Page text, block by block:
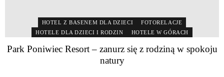
HOTEL Z BASENEM DLA DZIECI
FOTORELACJE
HOTELE DLA DZIECI I RODZIN
HOTELE W GÓRACH
Park Poniwiec Resort – zanurz się z rodziną w spokoju
natury